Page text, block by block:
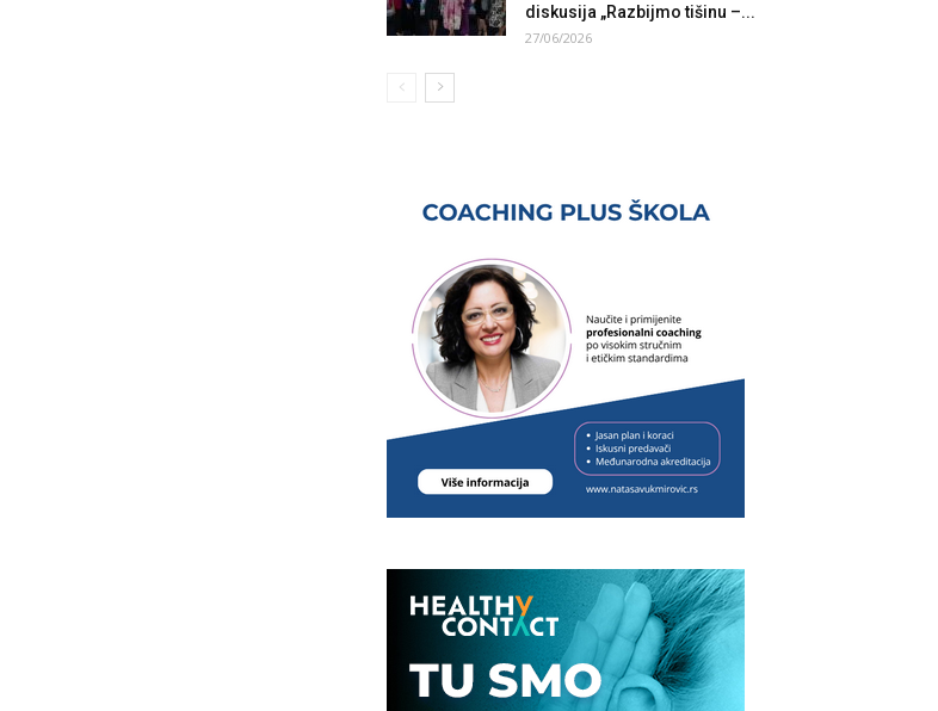
diskusija „Razbijmo tišinu –...
27/06/2026